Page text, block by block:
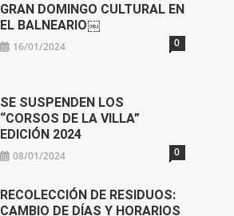
GRAN DOMINGO CULTURAL EN
EL BALNEARIO￼
16/01/2024 0
SE SUSPENDEN LOS
“CORSOS DE LA VILLA”
EDICIÓN 2024
08/01/2024 0
RECOLECCIÓN DE RESIDUOS:
CAMBIO DE DÍAS Y HORARIOS